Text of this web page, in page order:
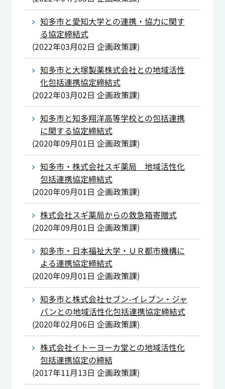
知多市と愛知大学との連携・協力に関す
る協定締結式
(2022年03月02日 企画政策課)
知多市と大塚製薬株式会社との地域活性
化包括連携協定締結式
(2022年03月02日 企画政策課)
知多市と知多翔洋高等学校との包括連携
に関する協定締結式
(2020年09月01日 企画政策課)
知多市・株式会社スギ薬局 地域活性化
包括連携協定締結式
(2020年09月01日 企画政策課)
株式会社スギ薬局からの救急箱寄贈式
(2020年09月01日 企画政策課)
知多市・日本福祉大学・ＵＲ都市機構に
よる連携協定締結式
(2020年09月01日 企画政策課)
知多市と株式会社セブン-イレブン・ジャ
パンとの地域活性化包括連携協定締結式
(2020年02月06日 企画政策課)
株式会社イトーヨーカ堂との地域活性化
包括連携協定の締結
(2017年11月13日 企画政策課)